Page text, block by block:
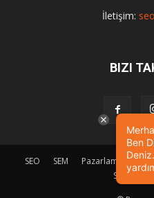
İletişim:
BIZI
SEO SEM Pazarlama
SEO Eğitimi
Ben